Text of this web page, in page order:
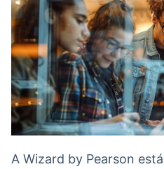
Soluções de Dados
e Conteúdos
A Wizard by Pearson